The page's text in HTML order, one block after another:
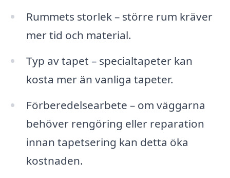
Rummets storlek – större rum kräver
mer tid och material.
Typ av tapet – specialtapeter kan
kosta mer än vanliga tapeter.
Förberedelsearbete – om väggarna
behöver rengöring eller reparation
innan tapetsering kan detta öka
kostnaden.